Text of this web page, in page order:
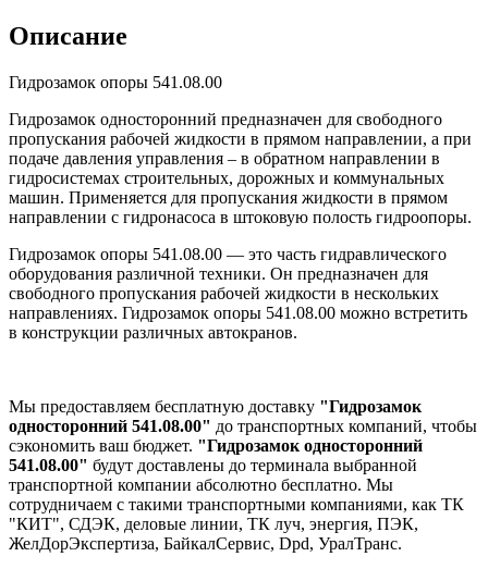
Описание
Гидрозамок опоры 541.08.00
Гидрозамок односторонний предназначен для свободного
пропускания рабочей жидкости в прямом направлении, а при
подаче давления управления – в обратном направлении в
гидросистемах строительных, дорожных и коммунальных
машин. Применяется для пропускания жидкости в прямом
направлении с гидронасоса в штоковую полость гидроопоры.
Гидрозамок опоры 541.08.00 — это часть гидравлического
оборудования различной техники. Он предназначен для
свободного пропускания рабочей жидкости в нескольких
направлениях. Гидрозамок опоры 541.08.00 можно встретить
в конструкции различных автокранов.
Мы предоставляем бесплатную доставку "Гидрозамок
односторонний 541.08.00" до транспортных компаний, чтобы
сэкономить ваш бюджет. "Гидрозамок односторонний
541.08.00" будут доставлены до терминала выбранной
транспортной компании абсолютно бесплатно. Мы
сотрудничаем с такими транспортными компаниями, как ТК
"КИТ", СДЭК, деловые линии, ТК луч, энергия, ПЭК,
ЖелДорЭкспертиза, БайкалСервис, Dpd, УралТранс.